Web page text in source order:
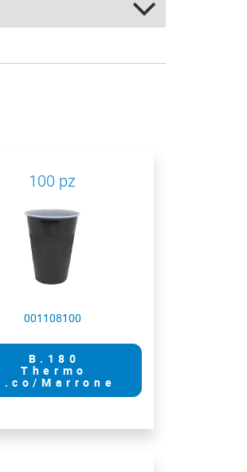
100 pz
001108100
B.180
Thermo
Marrone